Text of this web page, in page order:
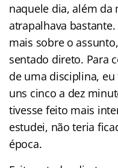
naquele dia, além
atrapalhava
mais sobre o
sentado direto. Para
de uma disciplina,
uns cinco a dez
tivesse feito mais
estudei, não teria
época.